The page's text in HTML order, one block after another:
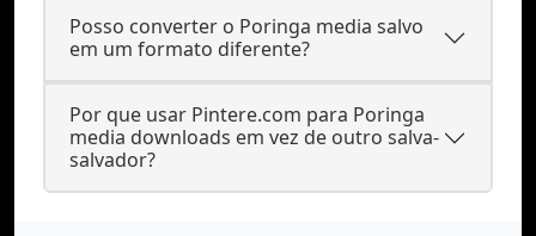
Posso converter o Poringa media salvo
em um formato diferente?
Por que usar Pintere.com para Poringa
media downloads em vez de outro salva-
salvador?